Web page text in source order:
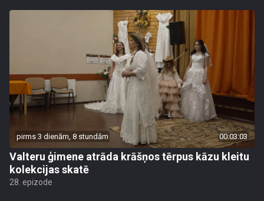
pirms 3 dienām, 8 stundām 00:03:03
Valteru ģimene atrāda krāšņos tērpus kāzu kleitu
kolekcijas skatē
28. epizode